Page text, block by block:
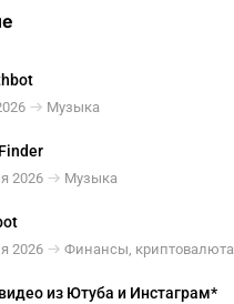
Музыка
2026 Музыка
2026 Финансы, криптовалюта
из Ютуба и Инстаграм*